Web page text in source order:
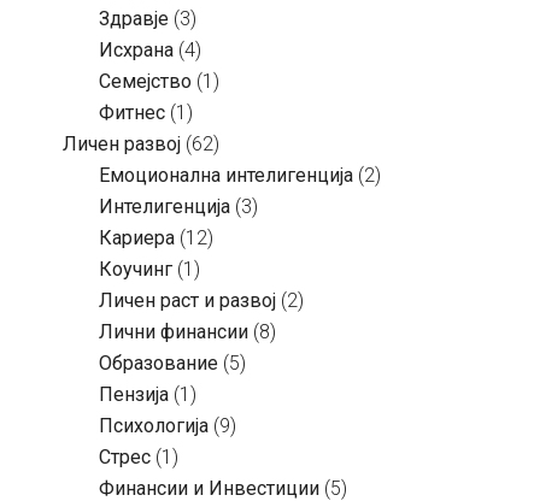
Здравје (3)
Исхрана (4)
Семејство (1)
Фитнес (1)
Личен развој (62)
Емоционална интелигенција (2)
Интелигенција (3)
Кариера (12)
Коучинг (1)
Личен раст и развој (2)
Лични финансии (8)
Образование (5)
Пензија (1)
Психологија (9)
Стрес (1)
Финансии и Инвестиции (5)